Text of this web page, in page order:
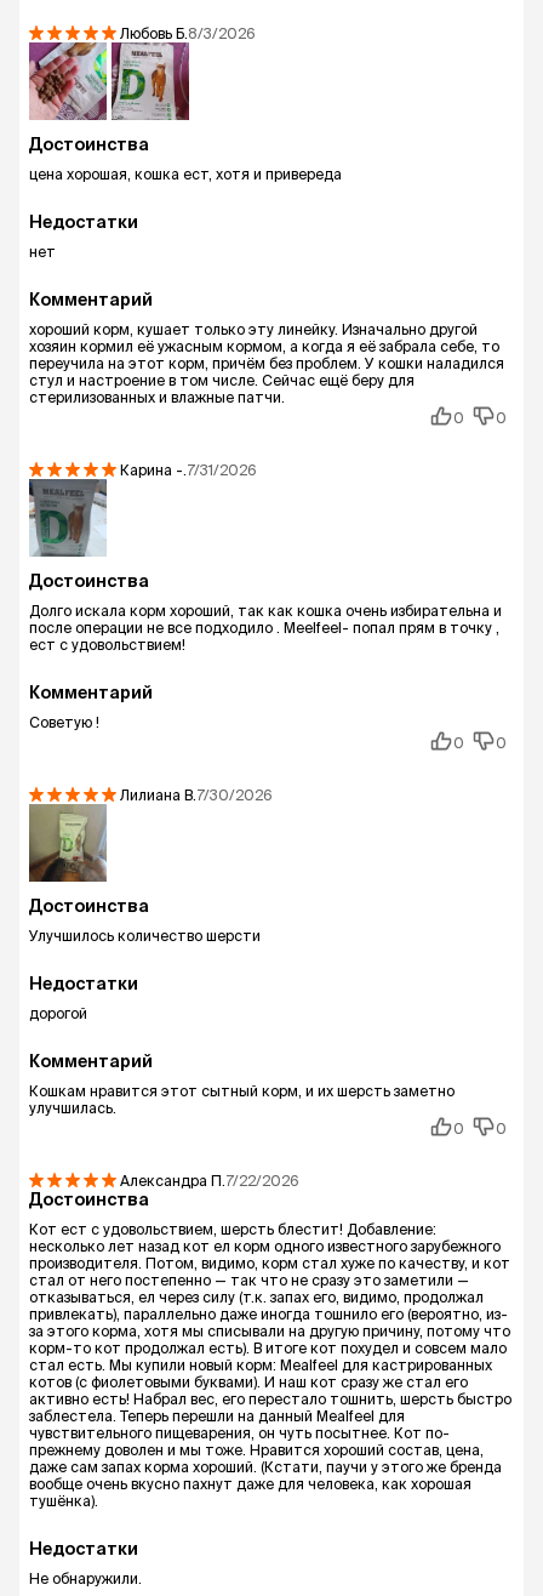
Любовь Б. 8/3/2026
Достоинства
цена хорошая, кошка ест, хотя и привереда
Недостатки
нет
Комментарий
хороший корм, кушает только эту линейку. Изначально другой
хозяин кормил её ужасным кормом, а когда я её забрала себе, то
переучила на этот корм, причём без проблем. У кошки наладился
стул и настроение в том числе. Сейчас ещё беру для
стерилизованных и влажные патчи.
0
0
Карина -. 7/31/2026
Достоинства
Долго искала корм хороший, так как кошка очень избирательна и
после операции не все подходило . Meelfeel- попал прям в точку ,
ест с удовольствием!
Комментарий
Советую !
0
0
Лилиана В. 7/30/2026
Достоинства
Улучшилось количество шерсти
Недостатки
дорогой
Комментарий
Кошкам нравится этот сытный корм, и их шерсть заметно
улучшилась.
0
0
Александра П. 7/22/2026
Достоинства
Кот ест с удовольствием, шерсть блестит! Добавление:
несколько лет назад кот ел корм одного известного зарубежного
производителя. Потом, видимо, корм стал хуже по качеству, и кот
стал от него постепенно — так что не сразу это заметили —
отказываться, ел через силу (т.к. запах его, видимо, продолжал
привлекать), параллельно даже иногда тошнило его (вероятно, из-
за этого корма, хотя мы списывали на другую причину, потому что
корм-то кот продолжал есть). В итоге кот похудел и совсем мало
стал есть. Мы купили новый корм: Mealfeel для кастрированных
котов (с фиолетовыми буквами). И наш кот сразу же стал его
активно есть! Набрал вес, его перестало тошнить, шерсть быстро
заблестела. Теперь перешли на данный Mealfeel для
чувствительного пищеварения, он чуть посытнее. Кот по-
прежнему доволен и мы тоже. Нравится хороший состав, цена,
даже сам запах корма хороший. (Кстати, паучи у этого же бренда
вообще очень вкусно пахнут даже для человека, как хорошая
тушёнка).
Недостатки
Не обнаружили.